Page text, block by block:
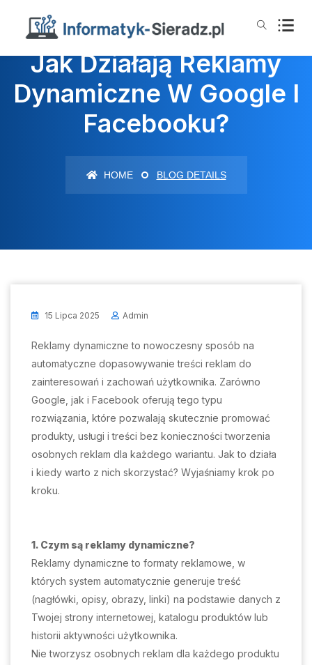
Jak Działają Reklamy
Dynamiczne W Google I
Facebooku?
HOME BLOG DETAILS
15 Lipca 2025 Admin
Reklamy dynamiczne to nowoczesny sposób na
automatyczne dopasowywanie treści reklam do
zainteresowań i zachowań użytkownika. Zarówno
Google, jak i Facebook oferują tego typu
rozwiązania, które pozwalają skutecznie promować
produkty, usługi i treści bez konieczności tworzenia
osobnych reklam dla każdego wariantu. Jak to działa
i kiedy warto z nich skorzystać? Wyjaśniamy krok po
kroku.
1. Czym są reklamy dynamiczne?
Reklamy dynamiczne to formaty reklamowe, w
których system automatycznie generuje treść
(nagłówki, opisy, obrazy, linki) na podstawie danych z
Twojej strony internetowej, katalogu produktów lub
historii aktywności użytkownika.
Nie tworzysz osobnych reklam dla każdego produktu